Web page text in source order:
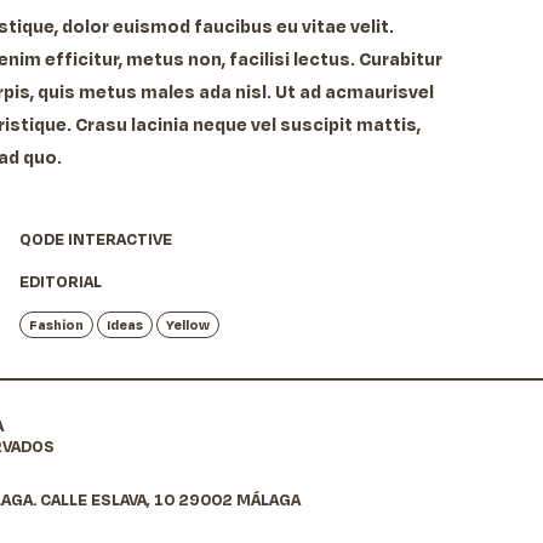
dolor euismod faucibus eu vitae velit.
efficitur, metus non, facilisi lectus. Curabitur
quis metus males ada nisl. Ut ad acmaurisvel
Crasu lacinia neque vel suscipit mattis,
quo.
QODE INTERACTIVE
EDITORIAL
Fashion Ideas Yellow
CALLE ESLAVA, 10 29002 MÁLAGA